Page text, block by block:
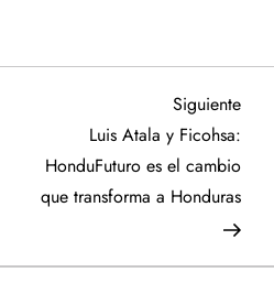
Siguiente
Luis Atala y Ficohsa:
HonduFuturo es el cambio
que transforma a Honduras